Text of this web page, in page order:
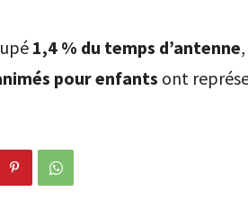
1,4 % du temps d’antenne
pour enfants ont